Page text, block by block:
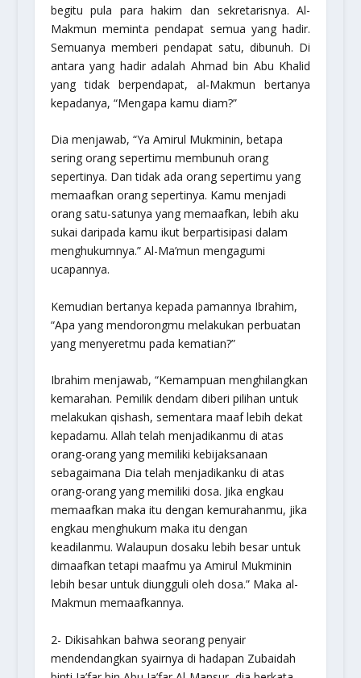
begitu pula para hakim dan sekretarisnya. Al-
Makmun meminta pendapat semua yang hadir.
Semuanya memberi pendapat satu, dibunuh. Di
antara yang hadir adalah Ahmad bin Abu Khalid
yang tidak berpendapat, al-Makmun bertanya
kepadanya, “Mengapa kamu diam?”
Dia menjawab, “Ya Amirul Mukminin, betapa
sering orang sepertimu membunuh orang
sepertinya. Dan tidak ada orang sepertimu yang
memaafkan orang sepertinya. Kamu menjadi
orang satu-satunya yang memaafkan, lebih aku
sukai daripada kamu ikut berpartisipasi dalam
menghukumnya.” Al-Ma’mun mengagumi
ucapannya.
Kemudian bertanya kepada pamannya Ibrahim,
“Apa yang mendorongmu melakukan perbuatan
yang menyeretmu pada kematian?”
Ibrahim menjawab, “Kemampuan menghilangkan
kemarahan. Pemilik dendam diberi pilihan untuk
melakukan qishash, sementara maaf lebih dekat
kepadamu. Allah telah menjadikanmu di atas
orang-orang yang memiliki kebijaksanaan
sebagaimana Dia telah menjadikanku di atas
orang-orang yang memiliki dosa. Jika engkau
memaafkan maka itu dengan kemurahanmu, jika
engkau menghukum maka itu dengan
keadilanmu. Walaupun dosaku lebih besar untuk
dimaafkan tetapi maafmu ya Amirul Mukminin
lebih besar untuk diungguli oleh dosa.” Maka al-
Makmun memaafkannya.
2- Dikisahkan bahwa seorang penyair
mendendangkan syairnya di hadapan Zubaidah